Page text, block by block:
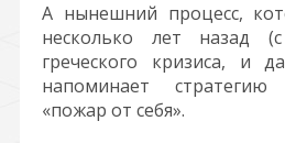
А нынешний процесс,
несколько лет назад
греческого кризиса, и
напоминает
«пожар от себя».